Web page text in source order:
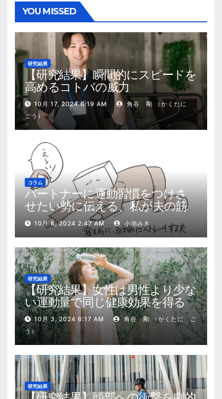
YOU MISSED
研究結果
【研究結果】瞬間的にスピードを
高めるコトバの威力
10月 17, 2024 6:19 AM
角谷 剛 （かくたに
ごう）
コラム
パートナーに運動習慣をつけさ
せたい勢に伝える、私が夫の筋
肉量を2kg増やした5ステップ
10月 8, 2024 2:47 AM 小池みき
研究結果
【研究結果】女性は男性より少な
い運動量で同じ健康効果を得る
10月 3, 2024 6:17 AM
角谷 剛 （かくたに ご
う）
研究結果